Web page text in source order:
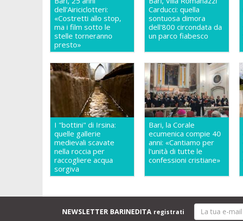
dell'Airiciclotteri:
«Costretti allo stop,
ma i film sotto le
stelle torneranno
presto»
Carducci: quella
sontuosa dimora
dell'800 circondata da
un parco fiabesco
I "bottini" di Irsina:
quelle gallerie
medievali scavate
nella roccia per
raccogliere acqua
sorgiva
Bari, la Corale
ecumenica compie 40
anni: «Cantiamo per
l'unità di tutte le
confessioni cristiane»
NEWSLETTER BARINEDITA registrati